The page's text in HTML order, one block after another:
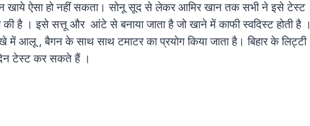
न खाये ऐसा हो नहीं सकता। सोनू सूद से लेकर आमिर खान तक सभी ने इसे टेस्ट
है । इसे सत्तू और आंटे से बनाया जाता है जो खाने में काफी स्वदिस्ट होती है ।
में आलू , बैगन के साथ साथ टमाटर का प्रयोग किया जाता है। बिहार के लिट्टी
टेस्ट कर सकते हैं ।